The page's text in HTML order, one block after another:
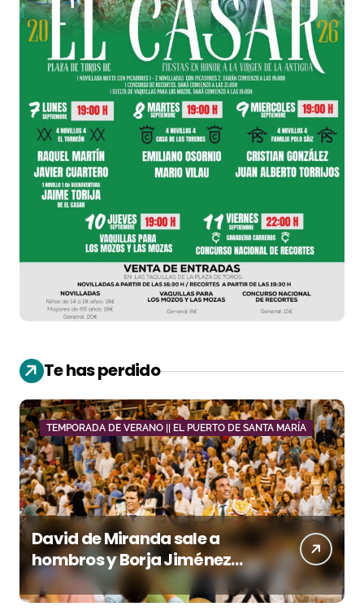
Te has perdido
TEMPORADA DE VERANO || EL PUERTO DE SANTA MARÍA
David de Miranda sale a
hombros y Borja Jiménez
firma la faena de mayor
impacto en El Puerto